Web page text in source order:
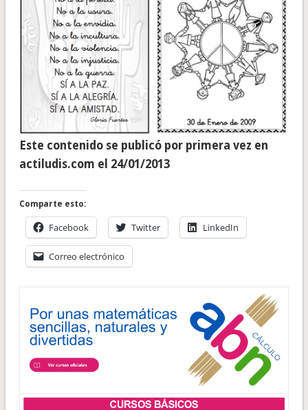
Este contenido se publicó por primera vez en
actiludis.com el 24/01/2013
Comparte esto:
Facebook Twitter LinkedIn
Correo electrónico